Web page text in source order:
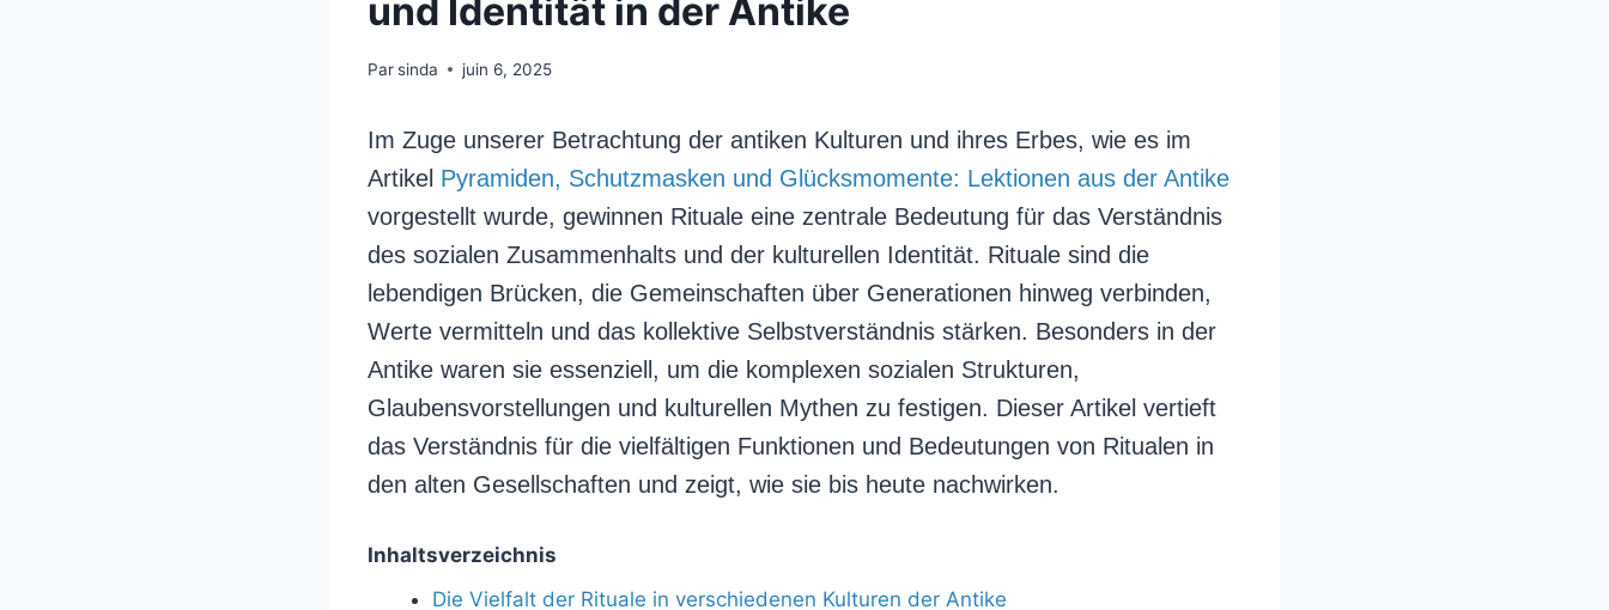
und Identität in der Antike
Parsinda juin 6, 2025
Im Zuge unserer Betrachtung der antiken Kulturen und ihres Erbes, wie es im
Artikel Pyramiden, Schutzmasken und Glücksmomente: Lektionen aus der Antike
vorgestellt wurde, gewinnen Rituale eine zentrale Bedeutung für das Verständnis
des sozialen Zusammenhalts und der kulturellen Identität. Rituale sind die
lebendigen Brücken, die Gemeinschaften über Generationen hinweg verbinden,
Werte vermitteln und das kollektive Selbstverständnis stärken. Besonders in der
Antike waren sie essenziell, um die komplexen sozialen Strukturen,
Glaubensvorstellungen und kulturellen Mythen zu festigen. Dieser Artikel vertieft
das Verständnis für die vielfältigen Funktionen und Bedeutungen von Ritualen in
den alten Gesellschaften und zeigt, wie sie bis heute nachwirken.
Inhaltsverzeichnis
Die Vielfalt der Rituale in verschiedenen Kulturen der Antike